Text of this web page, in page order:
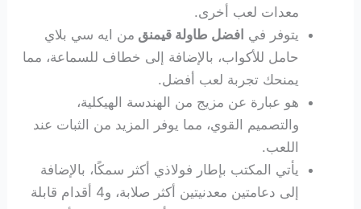
معدات لعب أخرى.
يتوفر في افضل طاولة قيمنق من ايه سي بلاي
حامل للأكواب، بالإضافة إلى خطاف للسماعة، مما
يمنحك تجربة لعب أفضل.
هو عبارة عن مزيج من الهندسة الهيكلية،
والتصميم القوي، مما يوفر المزيد من الثبات عند
اللعب.
يأتي المكتب بإطار فولاذي أكثر سمكًا، بالإضافة
إلى دعامتين معدنيتين أكثر صلابة، و4 أقدام قابلة